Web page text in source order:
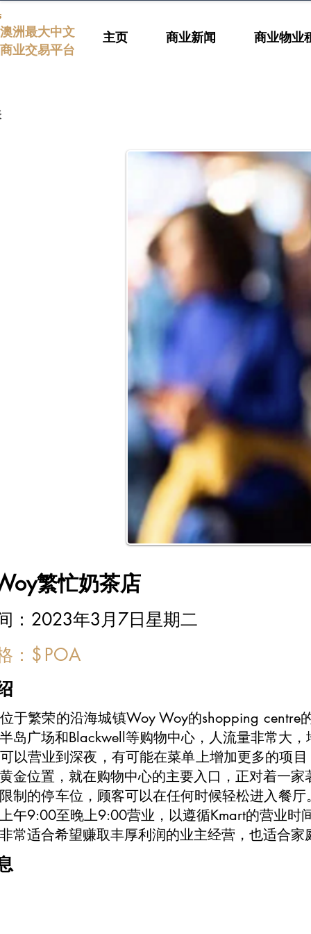
澳洲最大中文
商业交易平台
主页 商业新闻 商业物业
繁忙奶茶店
： 2023年3月7日星期二
： $ POA
于繁荣的沿海城镇Woy Woy的shopping centre
岛广场和Blackwell等购物中心，人流量非常大
以营业到深夜，有可能在菜单上增加更多的项
金位置，就在购物中心的主要入口，正对着一家
制的停车位，顾客可以在任何时候轻松进入餐
午9:00至晚上9:00营业，以遵循Kmart的营业时
常适合希望赚取丰厚利润的业主经营，也适合家